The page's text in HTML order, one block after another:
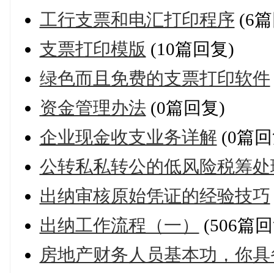
工行支票和电汇打印程序 (6
支票打印模版 (10篇回复)
绿色而且免费的支票打印软件
资金管理办法 (0篇回复)
企业现金收支业务详解 (0篇
公转私私转公的低风险税筹处
出纳审核原始凭证的经验技巧
出纳工作流程（一）
(506篇
房地产财务人员基本功，你